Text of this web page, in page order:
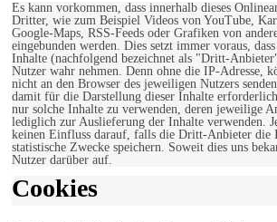
Es kann vorkommen, dass innerhalb dieses
Dritter, wie zum Beispiel Videos von YouTube,
Google-Maps, RSS-Feeds oder Grafiken von
eingebunden werden. Dies setzt immer voraus,
Inhalte (nachfolgend bezeichnet als "Dritt-
Nutzer wahr nehmen. Denn ohne die IP-Adresse,
nicht an den Browser des jeweiligen Nutzers
damit für die Darstellung dieser Inhalte
nur solche Inhalte zu verwenden, deren jeweilige
lediglich zur Auslieferung der Inhalte verwenden.
keinen Einfluss darauf, falls die Dritt-Anbieter die
statistische Zwecke speichern. Soweit dies uns
Nutzer darüber auf.
Cookies